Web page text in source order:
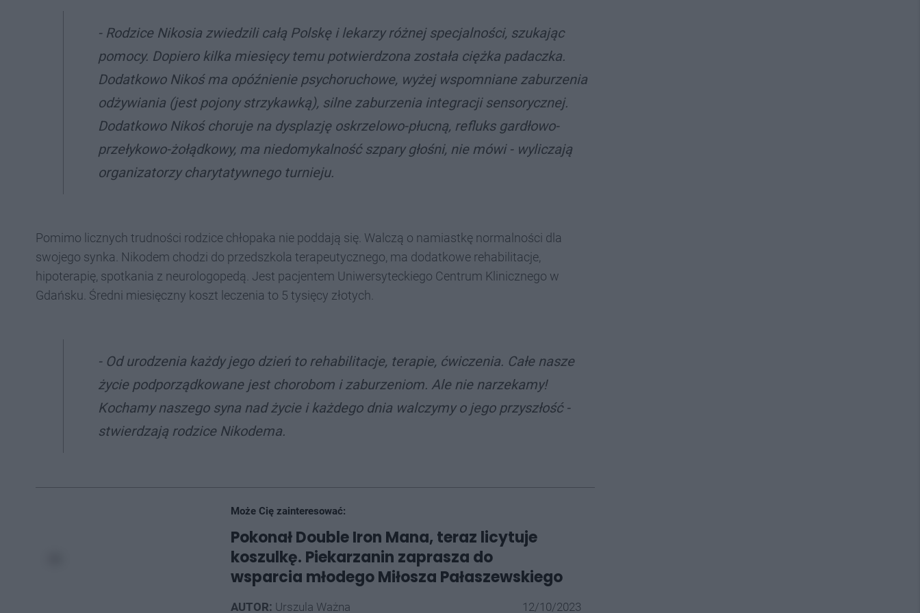
- Rodzice Nikosia zwiedzili całą Polskę i lekarzy różnej specjalności, szukając
pomocy. Dopiero kilka miesięcy temu potwierdzona została ciężka padaczka.
Dodatkowo Nikoś ma opóźnienie psychoruchowe, wyżej wspomniane zaburzenia
odżywiania (jest pojony strzykawką), silne zaburzenia integracji sensorycznej.
Dodatkowo Nikoś choruje na dysplazję oskrzelowo-płucną, refluks gardłowo-
przełykowo-żołądkowy, ma niedomykalność szpary głośni, nie mówi - wyliczają
organizatorzy charytatywnego turnieju.
Pomimo licznych trudności rodzice chłopaka nie poddają się. Walczą o namiastkę normalności dla
swojego synka. Nikodem chodzi do przedszkola terapeutycznego, ma dodatkowe rehabilitacje,
hipoterapię, spotkania z neurologopedą. Jest pacjentem Uniwersyteckiego Centrum Klinicznego w
Gdańsku. Średni miesięczny koszt leczenia to 5 tysięcy złotych.
- Od urodzenia każdy jego dzień to rehabilitacje, terapie, ćwiczenia. Całe nasze
życie podporządkowane jest chorobom i zaburzeniom. Ale nie narzekamy!
Kochamy naszego syna nad życie i każdego dnia walczymy o jego przyszłość -
stwierdzają rodzice Nikodema.
Może Cię zainteresować:
Pokonał Double Iron Mana, teraz licytuje
koszulkę. Piekarzanin zaprasza do
wsparcia młodego Miłosza Pałaszewskiego
AUTOR: Urszula Ważna 12/10/2023